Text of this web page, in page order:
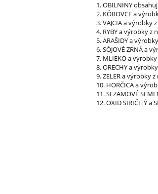
1. OBILNINY
2. KÔROVCE a
3. VAJCIA a výrobky
4. RYBY a výrobky z
5. ARAŠIDY a
6. SÓJOVÉ ZRNÁ a
7. MLIEKO a
8. ORECHY a
9. ZELER a výrobky
10. HORČICA a
11. SEZAMOVÉ
12. OXID SIRIČITÝ